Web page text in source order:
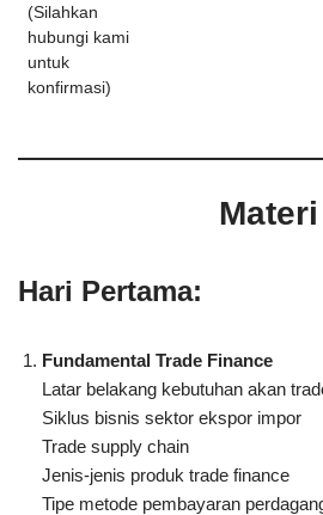
(Silahkan
hubungi kami
untuk
konfirmasi)
Materi
Hari Pertama:
Fundamental Trade Finance
Latar belakang kebutuhan akan
Siklus bisnis sektor ekspor impor
Trade supply chain
Jenis-jenis produk trade finance
Tipe metode pembayaran